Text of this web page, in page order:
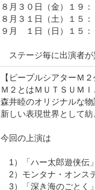
８月３０日（金）１９：
８月３１日（土）１５
９月 １日（日）１５：
ステージ毎に出演者が
【ピープルシアターＭ２
Ｍ２とはＭＵＴＳＵＭ
森井睦のオリジナルな
新しい表現世界として紡
今回の上演は
1）「ハー太郎遊侠伝
2）モンタナ・オンス
3）「深き海のごとく」